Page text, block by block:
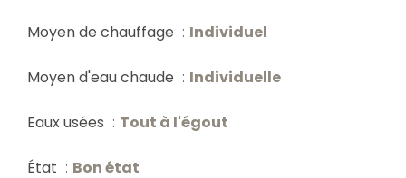
Moyen de chauffage Individuel
Moyen d'eau chaude Individuelle
Eaux usées Tout à l'égout
État Bon état